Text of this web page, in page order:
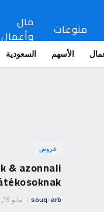
منوعات
مال
وأعمال
الأسهم السعودية
عروض
& azonnali
souq-arb مايو 15, 2026